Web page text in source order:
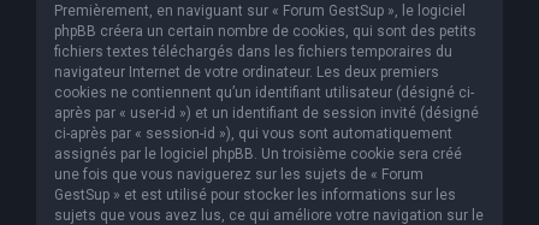
Premièrement, en naviguant sur « Forum GestSup », le logiciel
phpBB créera un certain nombre de cookies, qui sont des petits
fichiers textes téléchargés dans les fichiers temporaires du
navigateur Internet de votre ordinateur. Les deux premiers
cookies ne contiennent qu’un identifiant utilisateur (désigné ci-
après par « user-id ») et un identifiant de session invité (désigné
ci-après par « session-id »), qui vous sont automatiquement
assignés par le logiciel phpBB. Un troisième cookie sera créé
une fois que vous naviguerez sur les sujets de « Forum
GestSup » et est utilisé pour stocker les informations sur les
sujets que vous avez lus, ce qui améliore votre navigation sur le